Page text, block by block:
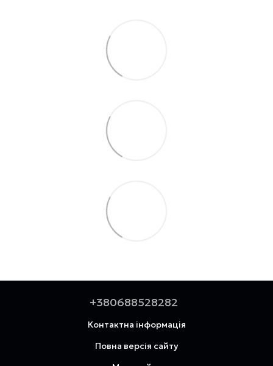
+380688528282
Контактна інформація
Повна версія сайту